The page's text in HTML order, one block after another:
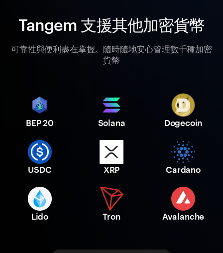
Tangem 支援其他加密貨幣
可靠性與便利盡在掌握。隨時隨地安心管理數千種加密
貨幣
BEP 20 Solana Dogecoin
USDC XRP Cardano
Lido Tron Avalanche